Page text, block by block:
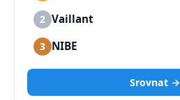
2 Vaillant
3 NIBE
Srovnat →